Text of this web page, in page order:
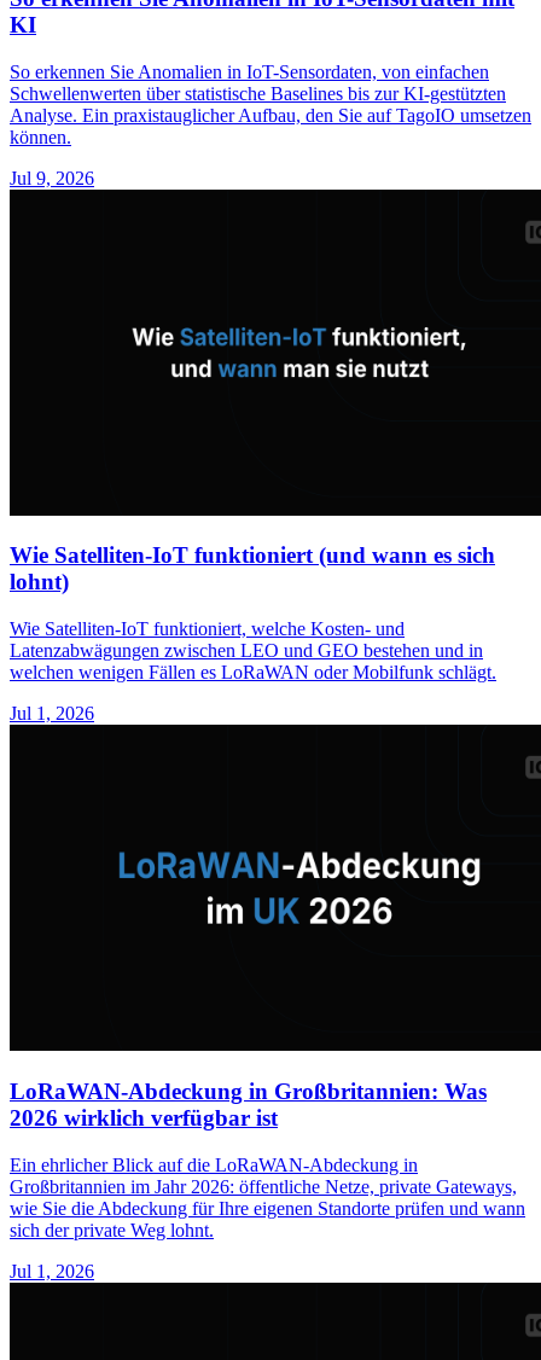
KI
So erkennen Sie Anomalien in IoT-Sensordaten, von einfachen
Schwellenwerten über statistische Baselines bis zur KI-gestützten
Analyse. Ein praxistauglicher Aufbau, den Sie auf TagoIO umsetzen
können.
Jul 9, 2026
Wie Satelliten-IoT funktioniert (und wann es sich
lohnt)
Wie Satelliten-IoT funktioniert, welche Kosten- und
Latenzabwägungen zwischen LEO und GEO bestehen und in
welchen wenigen Fällen es LoRaWAN oder Mobilfunk schlägt.
Jul 1, 2026
LoRaWAN-Abdeckung in Großbritannien: Was
2026 wirklich verfügbar ist
Ein ehrlicher Blick auf die LoRaWAN-Abdeckung in
Großbritannien im Jahr 2026: öffentliche Netze, private Gateways,
wie Sie die Abdeckung für Ihre eigenen Standorte prüfen und wann
sich der private Weg lohnt.
Jul 1, 2026